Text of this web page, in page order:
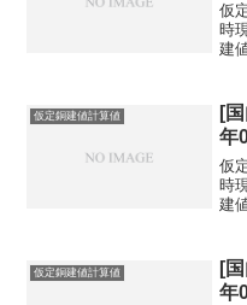
仮
時
建
円
仮定銅建値計算値
[
年
仮
時
建
円
仮定銅建値計算値
[
年